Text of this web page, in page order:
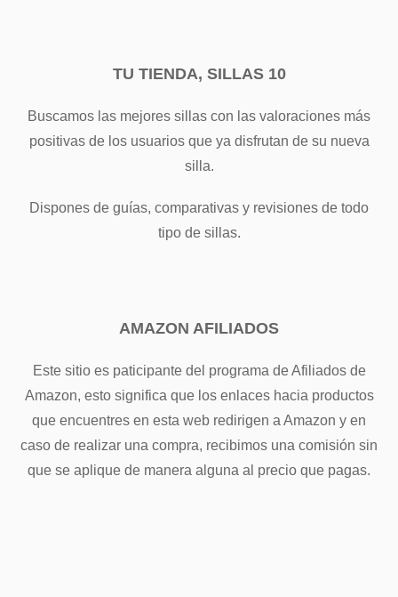
TU TIENDA, SILLAS 10
Buscamos las mejores sillas con las valoraciones más
positivas de los usuarios que ya disfrutan de su nueva
silla.
Dispones de guías, comparativas y revisiones de todo
tipo de sillas.
AMAZON AFILIADOS
Este sitio es paticipante del programa de Afiliados de
Amazon, esto significa que los enlaces hacia productos
que encuentres en esta web redirigen a Amazon y en
caso de realizar una compra, recibimos una comisión sin
que se aplique de manera alguna al precio que pagas.